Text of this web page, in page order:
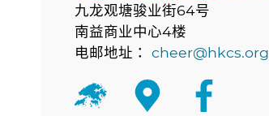
九龙观塘骏业街64号
南益商业中心4楼
电邮地址： cheer@hkcs.org